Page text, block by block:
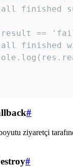
finished
==
finished
#
ziyaretçi
#